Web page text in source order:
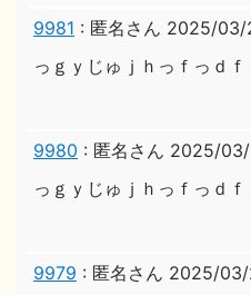
9981 : 匿名さん 2025/03/
っｇｙじゅｊｈっｆっｄｆ
9980 : 匿名さん 2025/
っｇｙじゅｊｈっｆっｄｆ
9979 : 匿名さん 2025/